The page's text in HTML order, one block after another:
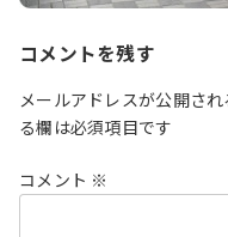
コメントを残す
メールアドレスが公開され
る欄は必須項目です
コメント ※